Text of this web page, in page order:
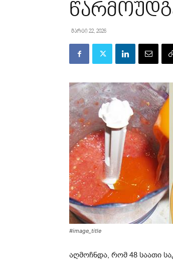
მარტი 22, 2026
#image_title
აღმოჩნდა, რომ 48 საათი